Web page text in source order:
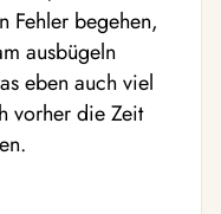
Fehler begehen,
ausbügeln
eben auch viel
vorher die Zeit